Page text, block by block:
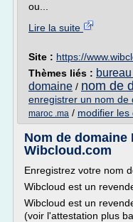
ou...
Lire la suite
Site : https://
Thèmes liés :
domaine / nom de
enregistrer un nom de
maroc .ma / modifier
Nom de domaine
Wibcloud.com
Enregistrez votre nom
Wibcloud est un
Wibcloud est un
(voir l'attestation plus